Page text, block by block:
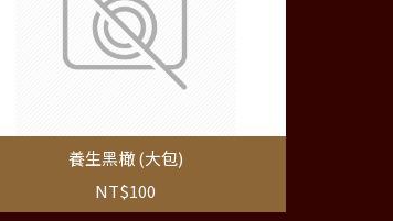
養生黑橄 (大包)
NT$100